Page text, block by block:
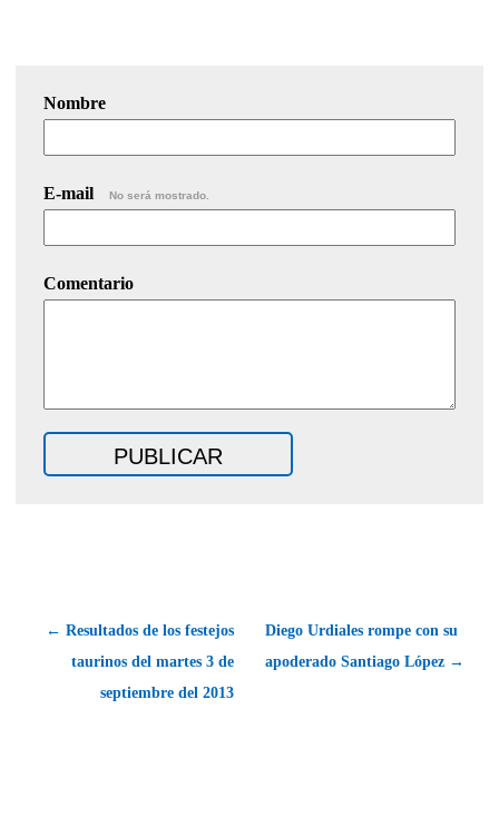
Nombre
E-mail No será mostrado.
Comentario
← Resultados de los festejos
taurinos del martes 3 de
septiembre del 2013
Diego Urdiales rompe con su
apoderado Santiago López →